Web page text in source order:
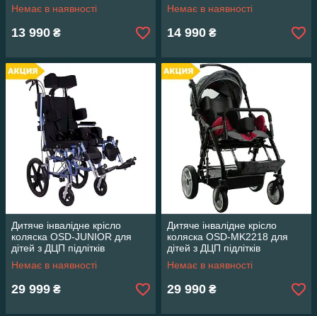
Немає в наявності
13 990 ₴
Немає в наявності
14 990 ₴
Дитяче інвалідне крісло
коляска OSD-JUNIOR для
дітей з ДЦП підлітків
Немає в наявності
29 999 ₴
Дитяче інвалідне крісло
коляска OSD-MK2218 для
дітей з ДЦП підлітків
Немає в наявності
29 990 ₴